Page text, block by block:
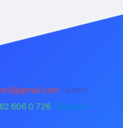
Teams:
606 0 726 Telegram: